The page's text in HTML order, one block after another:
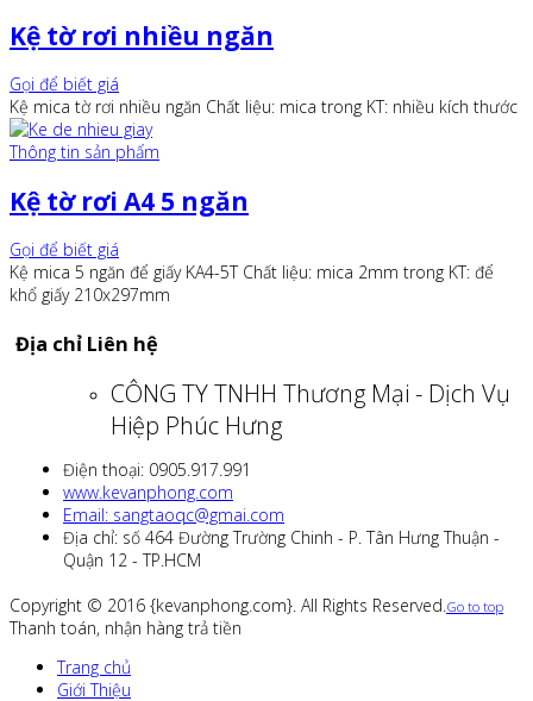
Kệ tờ rơi nhiều ngăn
Gọi để biết giá
Kệ mica tờ rơi nhiều ngăn Chất liệu: mica trong KT: nhiều kích thước
Thông tin sản phẩm
Kệ tờ rơi A4 5 ngăn
Gọi để biết giá
Kệ mica 5 ngăn để giấy KA4-5T Chất liệu: mica 2mm trong KT: để
khổ giấy 210x297mm
Địa chỉ Liên hệ
CÔNG TY TNHH Thương Mại - Dịch Vụ
Hiệp Phúc Hưng
Điện thoại: 0905.917.991
www.kevanphong.com
Email: sangtaoqc@gmai.com
Địa chỉ: số 464 Đường Trường Chinh - P. Tân Hưng Thuận -
Quận 12 - TP.HCM
Copyright © 2016 {kevanphong.com}. All Rights Reserved. Go to top
Thanh toán, nhận hàng trả tiền
Trang chủ
Giới Thiệu